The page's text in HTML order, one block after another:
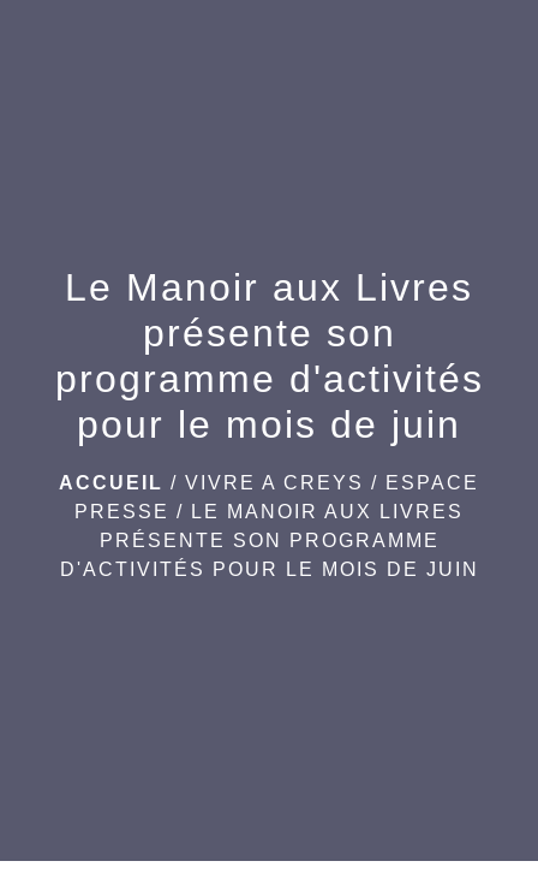
Le Manoir aux Livres
présente son
programme d'activités
pour le mois de juin
ACCUEIL / VIVRE A CREYS / ESPACE
PRESSE / LE MANOIR AUX LIVRES
PRÉSENTE SON PROGRAMME
D'ACTIVITÉS POUR LE MOIS DE JUIN